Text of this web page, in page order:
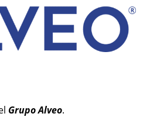
Grupo Alveo.